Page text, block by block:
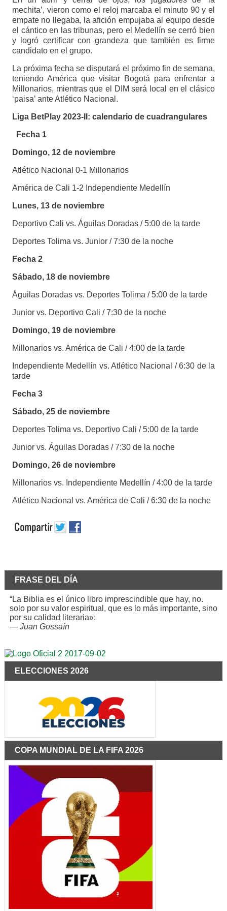
mechita’, vieron como el reloj marcaba el minuto 90 y el
empate no llegaba, la afición empujaba al equipo desde
el cántico en las tribunas, pero el Medellín se cerró bien
y logró certificar con grandeza que también es firme
candidato en el grupo.
La próxima fecha se disputará el próximo fin de semana,
teniendo América que visitar Bogotá para enfrentar a
Millonarios, mientras que el DIM será local en el clásico
‘paisa’ ante Atlético Nacional.
Liga BetPlay 2023-II: calendario de cuadrangulares
Fecha 1
Domingo, 12 de noviembre
Atlético Nacional 0-1 Millonarios
América de Cali 1-2 Independiente Medellín
Lunes, 13 de noviembre
Deportivo Cali vs. Águilas Doradas / 5:00 de la tarde
Deportes Tolima vs. Junior / 7:30 de la noche
Fecha 2
Sábado, 18 de noviembre
Águilas Doradas vs. Deportes Tolima / 5:00 de la tarde
Junior vs. Deportivo Cali / 7:30 de la noche
Domingo, 19 de noviembre
Millonarios vs. América de Cali / 4:00 de la tarde
Independiente Medellín vs. Atlético Nacional / 6:30 de la
tarde
Fecha 3
Sábado, 25 de noviembre
Deportes Tolima vs. Deportivo Cali / 5:00 de la tarde
Junior vs. Águilas Doradas / 7:30 de la noche
Domingo, 26 de noviembre
Millonarios vs. Independiente Medellín / 4:00 de la tarde
Atlético Nacional vs. América de Cali / 6:30 de la noche
FRASE DEL DÍA
“La Biblia es el único libro imprescindible que hay, no.
solo por su valor espiritual, que es lo más importante, sino
por su calidad literaria»:
— Juan Gossaín
ELECCIONES 2026
COPA MUNDIAL DE LA FIFA 2026